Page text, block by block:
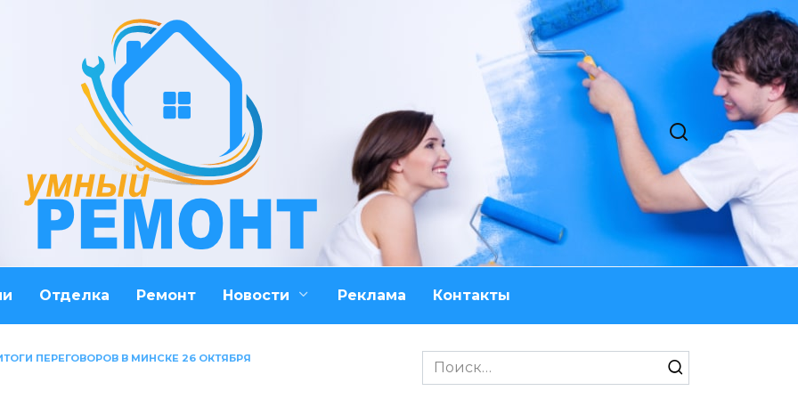
Отделка Ремонт Новости Реклама Контакты
ПЕРЕГОВОРОВ В МИНСКЕ 26 ОКТЯБРЯ
Search
for: